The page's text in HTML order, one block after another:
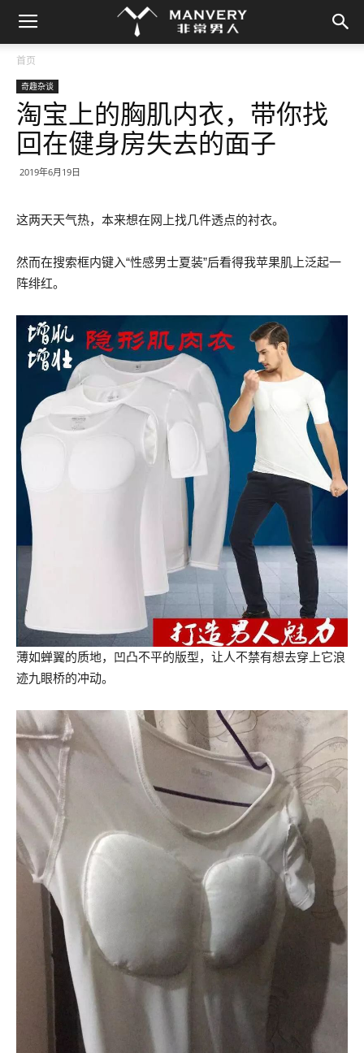
首页
奇趣杂谈
淘宝上的胸肌内衣，带你找
回在健身房失去的面子
2019年6月19日
这两天天气热，本来想在网上找几件透点的衬衣。
然而在搜索框内键入“性感男士夏装”后看得我苹果肌上泛起一
阵绯红。
薄如蝉翼的质地，凹凸不平的版型，让人不禁有想去穿上它浪
迹九眼桥的冲动。